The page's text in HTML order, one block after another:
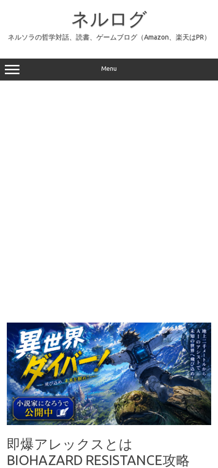
ッ
プ
ネルログ
ネルソラの哲学対話、読書、ゲームブログ（Amazon、楽天はPR）
Menu
即爆アレックスとは
BIOHAZARD RESISTANCE攻略